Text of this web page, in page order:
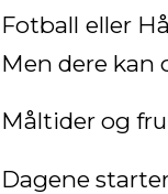
Fotball eller
Men dere kan
Måltider og
Dagene